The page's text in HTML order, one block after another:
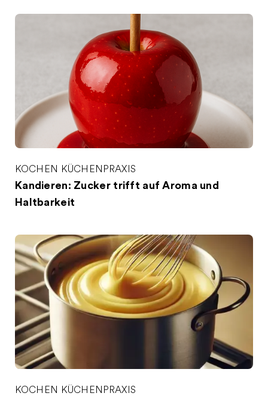
KOCHEN KÜCHENPRAXIS
Kandieren: Zucker trifft auf Aroma und
Haltbarkeit
KOCHEN KÜCHENPRAXIS